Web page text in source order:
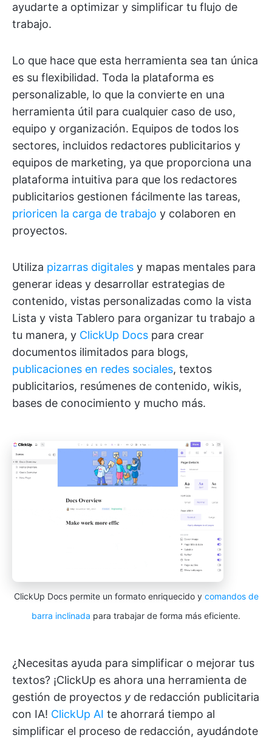
ayudarte a optimizar y simplificar tu flujo de
trabajo.
Lo que hace que esta herramienta sea tan única
es su flexibilidad. Toda la plataforma es
personalizable, lo que la convierte en una
herramienta útil para cualquier caso de uso,
equipo y organización. Equipos de todos los
sectores, incluidos redactores publicitarios y
equipos de marketing, ya que proporciona una
plataforma intuitiva para que los redactores
publicitarios gestionen fácilmente las tareas,
prioricen la carga de trabajo y colaboren en
proyectos.
Utiliza pizarras digitales y mapas mentales para
generar ideas y desarrollar estrategias de
contenido, vistas personalizadas como la vista
Lista y vista Tablero para organizar tu trabajo a
tu manera, y ClickUp Docs para crear
documentos ilimitados para blogs,
publicaciones en redes sociales, textos
publicitarios, resúmenes de contenido, wikis,
bases de conocimiento y mucho más.
ClickUp Docs permite un formato enriquecido y comandos de
barra inclinada para trabajar de forma más eficiente.
¿Necesitas ayuda para simplificar o mejorar tus
textos? ¡ClickUp es ahora una herramienta de
gestión de proyectos y de redacción publicitaria
con IA! ClickUp AI te ahorrará tiempo al
simplificar el proceso de redacción, ayudándote